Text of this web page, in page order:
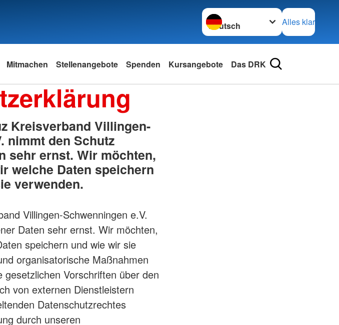
Sprache wechseln zu
Alles klar
Mitmachen Stellenangebote Spenden Kursangebote Das DRK
Kreisverband Villingen-
nimmt den Schutz
sehr ernst. Wir möchten,
welche Daten speichern
verwenden.
Villingen-Schwenningen e.V.
Daten sehr ernst. Wir möchten,
speichern und wie wir sie
organisatorische Maßnahmen
Vorschriften über den
von externen Dienstleistern
Datenschutzrechtes
durch unseren